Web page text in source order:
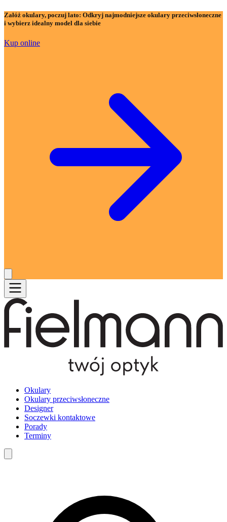
Załóż okulary, poczuj lato: Odkryj najmodniejsze okulary przeciwsłoneczne
i wybierz idealny model dla siebie
Kup online
Okulary
Okulary przeciwsłoneczne
Designer
Soczewki kontaktowe
Porady
Terminy